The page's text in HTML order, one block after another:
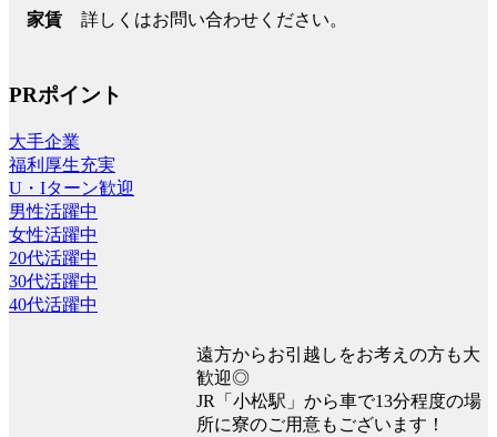
家賃 詳しくはお問い合わせください。
PRポイント
大手企業
福利厚生充実
U・Iターン歓迎
男性活躍中
女性活躍中
20代活躍中
30代活躍中
40代活躍中
遠方からお引越しをお考えの方も大
歓迎◎
JR「小松駅」から車で13分程度の場
所に寮のご用意もございます！